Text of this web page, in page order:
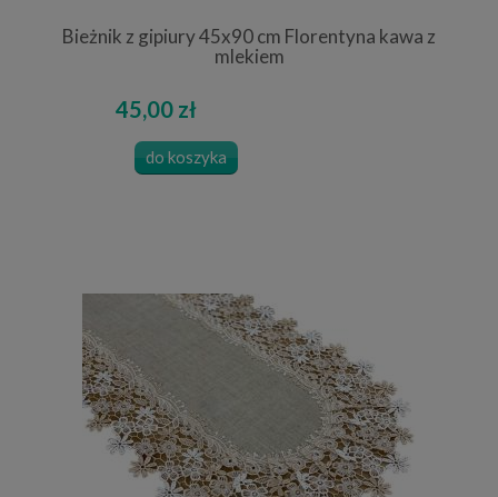
Bieżnik z gipiury 45x90 cm Florentyna kawa z
mlekiem
45,00 zł
do koszyka